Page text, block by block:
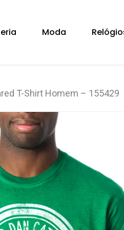
Moda
T-Shirt Homem – 155429